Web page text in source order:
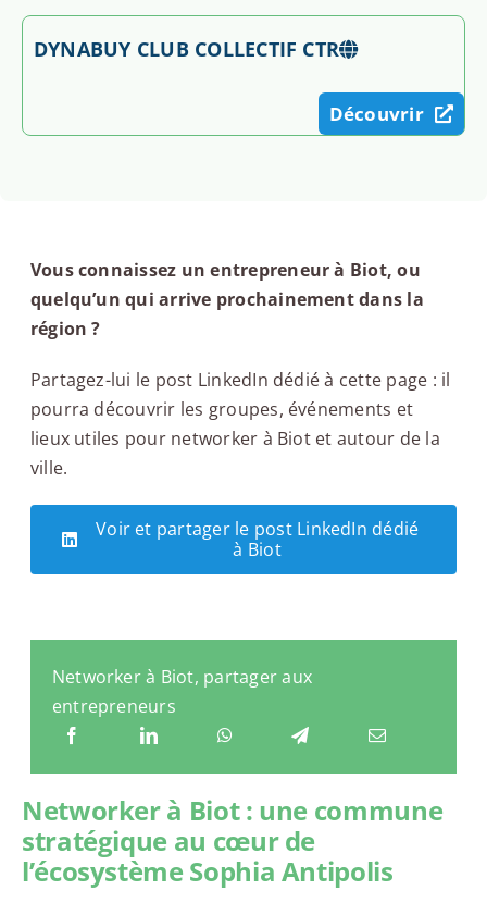
DYNABUY CLUB COLLECTIF CTR
Découvrir
Vous connaissez un entrepreneur à Biot, ou
quelqu’un qui arrive prochainement dans la
région ?
Partagez-lui le post LinkedIn dédié à cette page : il
pourra découvrir les groupes, événements et
lieux utiles pour networker à Biot et autour de la
ville.
Voir et partager le post LinkedIn dédié
à Biot
Networker à Biot, partager aux
entrepreneurs
Networker à Biot : une commune
stratégique au cœur de
l’écosystème Sophia Antipolis